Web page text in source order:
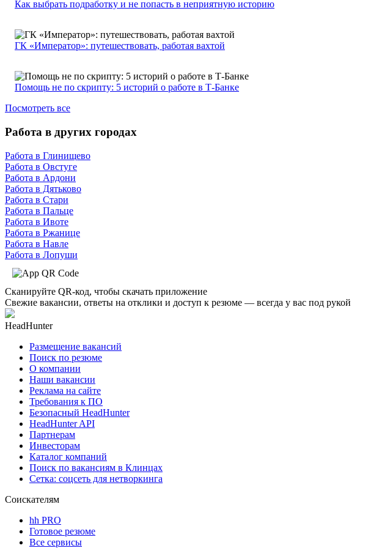
Как выбрать подработку и не попасть в неприятную историю
ГК «Император»: путешествовать, работая вахтой
Помощь не по скрипту: 5 историй о работе в Т-Банке
Посмотреть все
Работа в других городах
Работа в Глинищево
Работа в Овстуге
Работа в Ардони
Работа в Дятьково
Работа в Стари
Работа в Пальце
Работа в Ивоте
Работа в Ржанице
Работа в Навле
Работа в Лопуши
Сканируйте QR-код, чтобы скачать приложение
Свежие вакансии, ответы на отклики и доступ к резюме — всегда у вас под рукой
HeadHunter
Размещение вакансий
Поиск по резюме
О компании
Наши вакансии
Реклама на сайте
Требования к ПО
Безопасный HeadHunter
HeadHunter API
Партнерам
Инвесторам
Каталог компаний
Поиск по вакансиям в Клинцах
Сетка: соцсеть для нетворкинга
Соискателям
hh PRO
Готовое резюме
Все сервисы